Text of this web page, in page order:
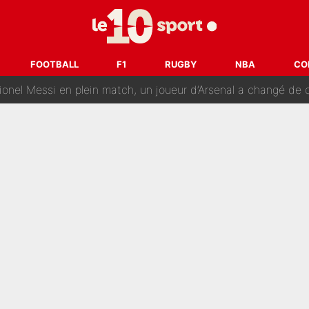
FOOTBALL F1 RUGBY NBA
Ménès dévoile le nom du joueur que l’OM devait
vers un transfert : Le PSG prépare encore des
Messi en plein match, un joueur d’Arsenal a changé